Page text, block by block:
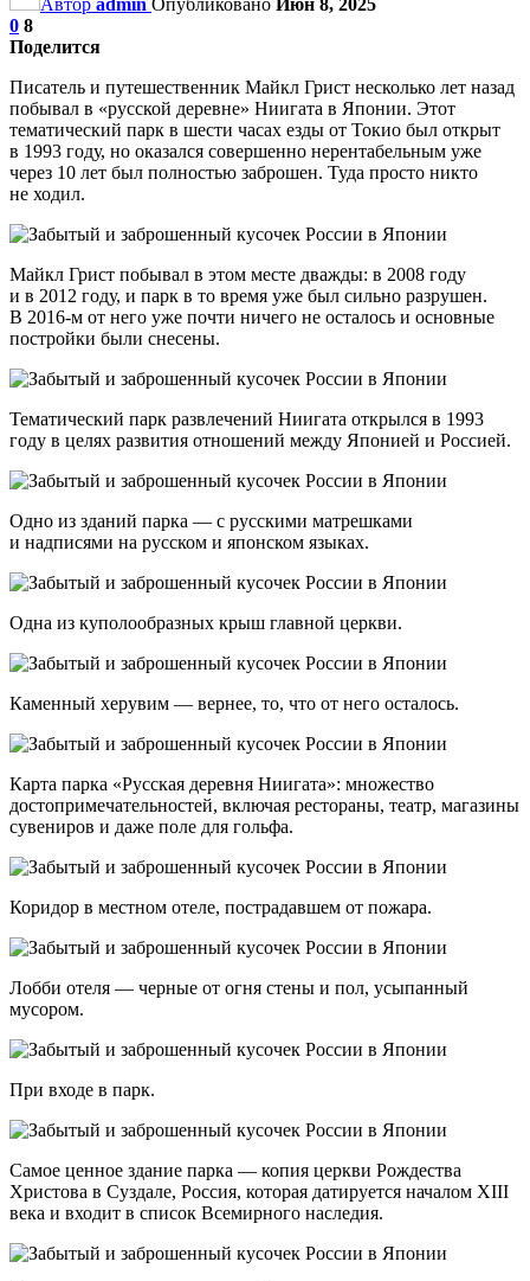
0 8
Поделится
Писатель и путешественник Майкл Грист несколько лет назад
побывал в «русской деревне» Ниигата в Японии. Этот
тематический парк в шести часах езды от Токио был открыт
в 1993 году, но оказался совершенно нерентабельным уже
через 10 лет был полностью заброшен. Туда просто никто
не ходил.
Майкл Грист побывал в этом месте дважды: в 2008 году
и в 2012 году, и парк в то время уже был сильно разрушен.
В 2016-м от него уже почти ничего не осталось и основные
постройки были снесены.
Тематический парк развлечений Ниигата открылся в 1993
году в целях развития отношений между Японией и Россией.
Одно из зданий парка — с русскими матрешками
и надписями на русском и японском языках.
Одна из куполообразных крыш главной церкви.
Каменный херувим — вернее, то, что от него осталось.
Карта парка «Русская деревня Ниигата»: множество
достопримечательностей, включая рестораны, театр, магазины
сувениров и даже поле для гольфа.
Коридор в местном отеле, пострадавшем от пожара.
Лобби отеля — черные от огня стены и пол, усыпанный
мусором.
При входе в парк.
Самое ценное здание парка — копия церкви Рождества
Христова в Суздале, Россия, которая датируется началом XIII
века и входит в список Всемирного наследия.